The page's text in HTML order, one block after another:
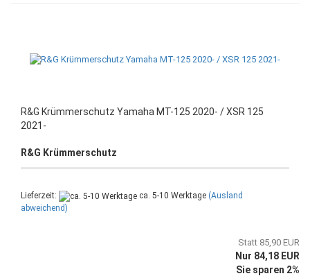
R&G Krümmerschutz Yamaha MT-125 2020- / XSR 125
2021-
R&G Krümmerschutz
Lieferzeit: ca. 5-10 Werktage (Ausland
abweichend)
Statt 85,90 EUR
Nur 84,18 EUR
Sie sparen 2%